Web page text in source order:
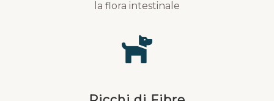
la flora intestinale